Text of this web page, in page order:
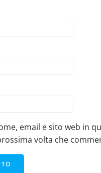
email e sito web in
volta che